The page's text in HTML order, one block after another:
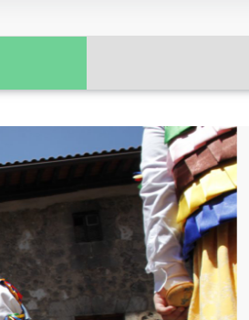
y técnicas de
tradicional